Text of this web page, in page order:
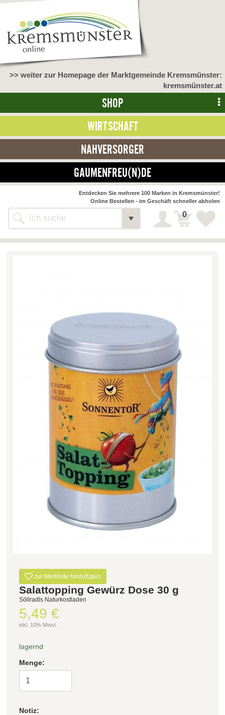
>> weiter zur Homepage der Marktgemeinde Kremsmünster:
kremsmünster.at
SHOP
WIRTSCHAFT
NAHVERSORGER
GAUMENFREU(N)DE
Alle Webseiten
Entdecken Sie mehrere 100 Marken in Kremsmünster!
Online Bestellen - im Geschäft schneller abholen
0
NAHVERSORGER
>> Bauernmarkt << Detail
Bäckerei-Konditorei-Café
Kuglbauer - Familie Bischof
La Toscana Anita Wolf e.U.
Söllradls Naturkostladen
Stiftsgärtnerei Detail
Weinkellerei Stift
Kremsmünster
Detail
KATEGORIE
Filter zurücksetzen
zur Merkliste hinzufügen
Salattopping Gewürz Dose 30 g
Söllradls Naturkostladen
5,49 €
inkl. 10% Mwst.
lagernd
Menge:
Notiz: